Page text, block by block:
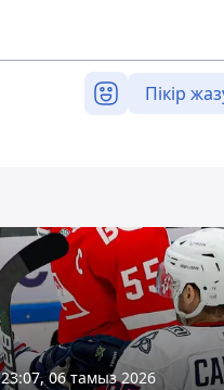
Пікір
23:07, 06 тамыз 2026